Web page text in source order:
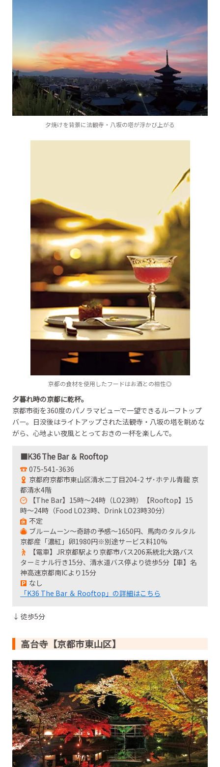
夕焼けを背景に法観寺・八坂の塔が浮かび上がる
京都の食材を使用したフードはお酒との相性◎
夕暮れ時の京都に乾杯。
京都市街を360度のパノラマビューで一望できるルーフトップ
バー。日没後はライトアップされた法観寺・八坂の塔を眺めな
がら、心地よい夜風ととっておきの一杯を楽しんで。
■K36 The Bar ＆ Rooftop
075-541-3636
京都府京都市東山区清水二丁目204-2 ザ･ホテル青龍 京
都清水4階
【The Bar】15時～24時（LO23時）【Rooftop】15
時～24時（Food LO23時、Drink LO23時30分）
不定
ブルームーン～奇跡の予感～1650円、馬肉のタルタル
京都産「濃紅」卵1980円※別途サービス料10%
【電車】JR京都駅より京都市バス206系統北大路バス
ターミナル行き15分、清水道バス停より徒歩5分【車】名
神高速京都南ICより15分
なし
「K36 The Bar ＆ Rooftop」の詳細はこちら
↓ 徒歩5分
高台寺【京都市東山区】